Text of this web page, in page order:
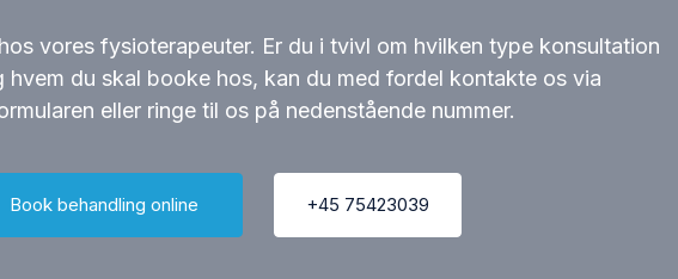
vores fysioterapeuter. Er du i tvivl om hvilken type konsultation
hvem du skal booke hos, kan du med fordel kontakte os via
eller ringe til os på nedenstående nummer.
Book behandling online +45 75423039